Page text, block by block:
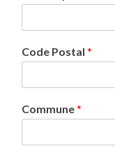
Code Postal *
Commune*